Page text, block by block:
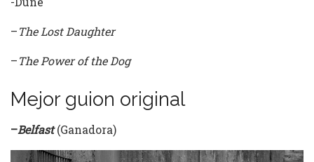
–The Lost Daughter
–The Power of the Dog
Mejor guion original
–Belfast(Ganadora)